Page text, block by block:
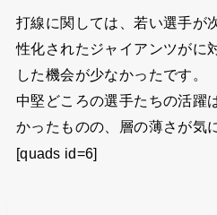
打線に関しては、若い選手が
性化されたジャイアンツがに
した機会が少なかったです。
中堅どころの選手たちの活躍
かったものの、層の薄さが気
[quads id=6]